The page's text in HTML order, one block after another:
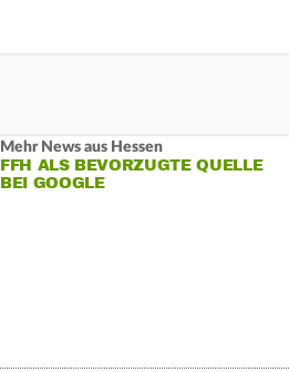
Mehr News aus Hessen
FFH ALS BEVORZUGTE QUELLE
BEI GOOGLE